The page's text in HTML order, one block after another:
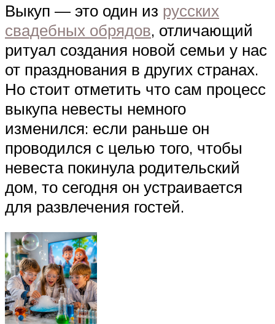
Выкуп — это один из русских
свадебных обрядов, отличающий
ритуал создания новой семьи у нас
от празднования в других странах.
Но стоит отметить что сам процесс
выкупа невесты немного
изменился: если раньше он
проводился с целью того, чтобы
невеста покинула родительский
дом, то сегодня он устраивается
для развлечения гостей.